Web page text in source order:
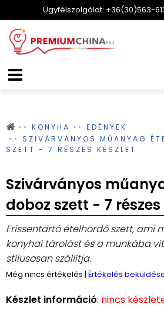
Ügyfélszolgálat: +36(30)563-
KONYHA
EDÉNYEK
SZIVÁRVÁNYOS MŰANYAG
SZETT - 7 RÉSZES KÉSZLET
Szivárványos
doboz szett - 7
Frissentartó ételhordó szett, ami
konyhai tárolást és a munkába
stílusosan szállítja.
Még nincs értékelés | Értékelés
Készlet információ: nincs